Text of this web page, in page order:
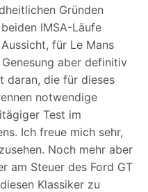
Gründen
IMSA-Läufe
für Le Mans
aber definitiv
daran, die für dieses
notwendige
Test im
Ich freue mich sehr,
Noch mehr aber
am Steuer des Ford GT
Klassiker zu